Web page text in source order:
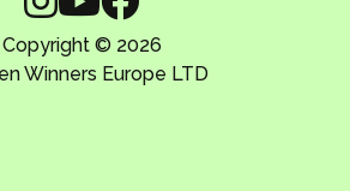
Copyright © 2026
Winners Europe LTD